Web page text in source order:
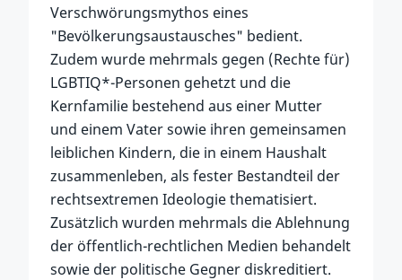
Verschwörungsmythos eines
"Bevölkerungsaustausches" bedient.
Zudem wurde mehrmals gegen (Rechte für)
LGBTIQ*-Personen gehetzt und die
Kernfamilie bestehend aus einer Mutter
und einem Vater sowie ihren gemeinsamen
leiblichen Kindern, die in einem Haushalt
zusammenleben, als fester Bestandteil der
rechtsextremen Ideologie thematisiert.
Zusätzlich wurden mehrmals die Ablehnung
der öffentlich-rechtlichen Medien behandelt
sowie der politische Gegner diskreditiert.